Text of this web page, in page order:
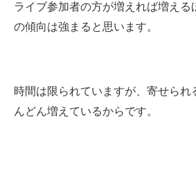
ライブ参加者の方が増えれば増える
の傾向は強まると思います。
時間は限られていますが、寄せられ
んどん増えているからです。